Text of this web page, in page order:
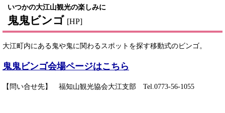
いつかの大江山観光の楽しみに
鬼鬼ビンゴ [HP]
大江町内にある鬼や鬼に関わるスポットを探す移動式のビンゴ。
鬼鬼ビンゴ会場ページはこちら
【問い合せ先】 福知山観光協会大江支部 Tel.0773-56-1055